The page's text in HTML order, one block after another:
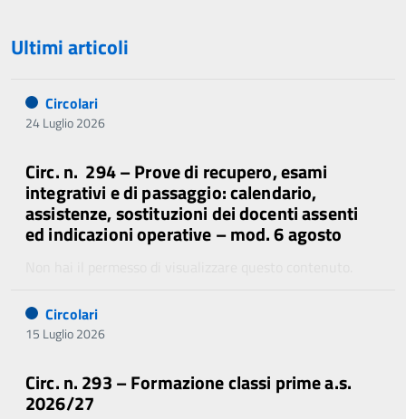
Ultimi articoli
Circolari
24 Luglio 2026
Circ. n. 294 – Prove di recupero, esami
integrativi e di passaggio: calendario,
assistenze, sostituzioni dei docenti assenti
ed indicazioni operative – mod. 6 agosto
Circolari
15 Luglio 2026
Circ. n. 293 – Formazione classi prime a.s.
2026/27